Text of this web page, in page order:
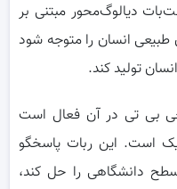
دیالوگ‌محور مبتنی بر
انسان را متوجه شود
تولید کند.
بی تی در آن فعال است
است. این ربات پاسخگو
دانشگاهی را حل کند،